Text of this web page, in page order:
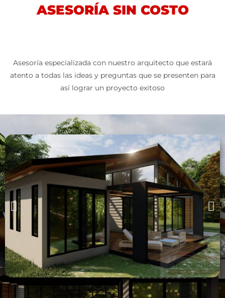
ASESORÍA SIN COSTO
Asesoría especializada con nuestro arquitecto que estará
atento a todas las ideas y preguntas que se presenten para
así lograr un proyecto exitoso